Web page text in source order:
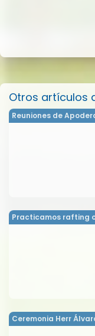
Otros artículos
Reuniones de
Practicamos rafting
Ceremonia Herr